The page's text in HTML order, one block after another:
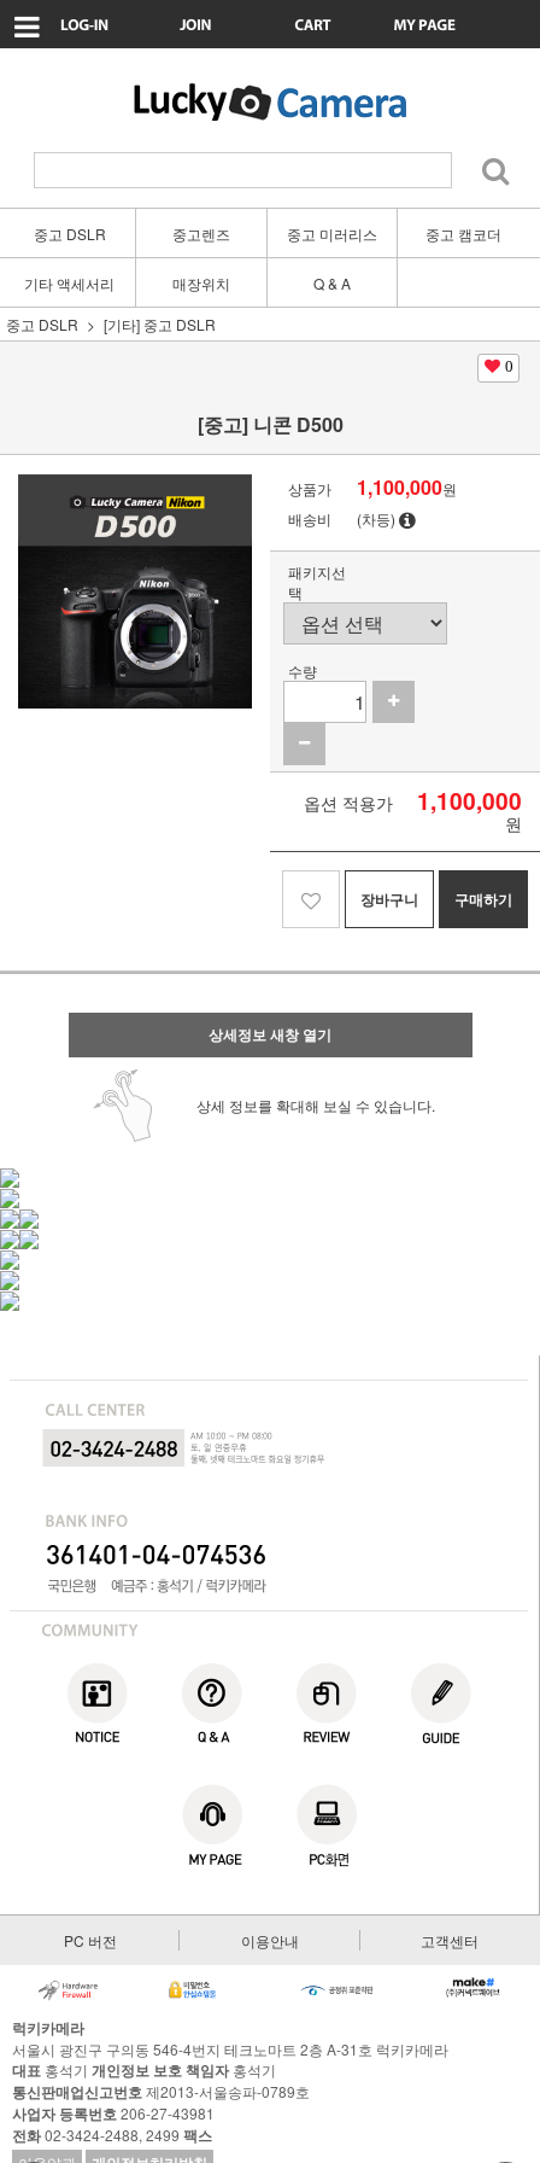
중고 DSLR 중고렌즈 중고 미러리스 중고 캠코더
기타 액세서리 매장위치
Q & A
중고 DSLR
[기타] 중고 DSLR
0
[중고] 니콘 D500
상품가 1,100,000원
배송비
(차등)
패키지선
택
수량
옵션 적용가 1,100,000
원
장바구니 구매하기
상세정보 새창 열기
상세 정보를 확대해 보실 수 있습니다.
PC 버전 이용안내 고객센터
럭키카메라
서울시 광진구 구의동 546-4번지 테크노마트 2층 A-31호 럭키카메라
대표 홍석기 개인정보 보호 책임자홍석기
통신판매업신고번호제2013-서울송파-0789호
사업자 등록번호206-27-43981
전화02-3424-2488, 2499 팩스